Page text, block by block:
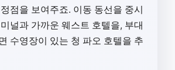
점을 보여주죠. 이동 동선을 중시
널과 가까운 웨스트 호텔을, 부대
수영장이 있는 청 파오 호텔을 추